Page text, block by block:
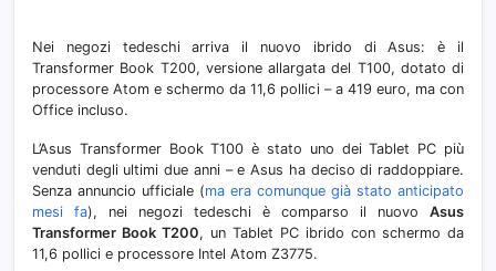
T200:
11,6"
Nei negozi tedeschi arriva il nuovo ibrido di Asus: è il
Transformer Book T200, versione allargata del T100, dotato di
processore Atom e schermo da 11,6 pollici – a 419 euro, ma con
Office incluso.
L’Asus Transformer Book T100 è stato uno dei Tablet PC più
venduti degli ultimi due anni – e Asus ha deciso di raddoppiare.
Senza annuncio ufficiale (ma era comunque già stato anticipato
mesi fa), nei negozi tedeschi è comparso il nuovo Asus
Transformer Book T200, un Tablet PC ibrido con schermo da
11,6 pollici e processore Intel Atom Z3775.